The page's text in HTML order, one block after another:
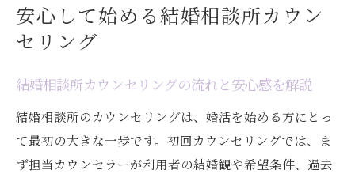
結婚相談所カウンセリングで重視すべきポ
イント
リングの質
福岡市で選びたい結婚相談所の特徴とは
福岡市で信頼できる結婚相談所の見分け方
結婚相談所の口コミ評判を活かした選び方
安心して始める結婚相談所カウン
セリング
結婚相談所カウンセリングの流れと安心感を解説
結婚相談所のカウンセリングは、婚活を始める方にとっ
て最初の大きな一歩です。初回カウンセリングでは、ま
ず担当カウンセラーが利用者の結婚観や希望条件、過去